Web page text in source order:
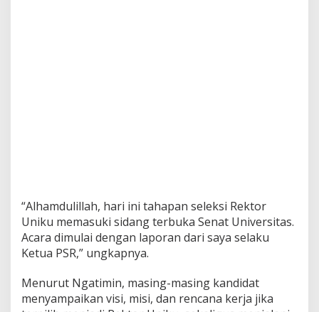
“Alhamdulillah, hari ini tahapan seleksi Rektor
Uniku memasuki sidang terbuka Senat Universitas.
Acara dimulai dengan laporan dari saya selaku
Ketua PSR,” ungkapnya.
Menurut Ngatimin, masing-masing kandidat
menyampaikan visi, misi, dan rencana kerja jika